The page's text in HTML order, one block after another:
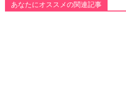
あなたにオススメの関連記事